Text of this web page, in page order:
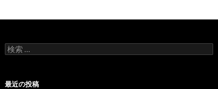
検索:
最近の投稿